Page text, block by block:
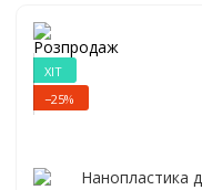
ХІТ
−25%